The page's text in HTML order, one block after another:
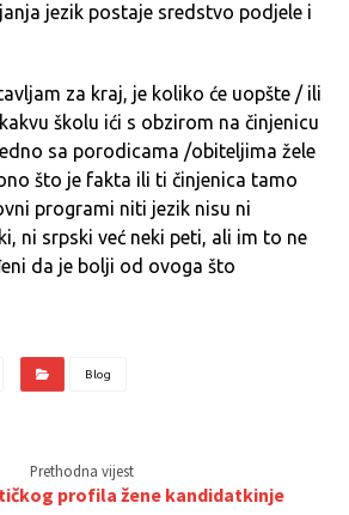
jezik postaje sredstvo podjele i
za kraj, je koliko će uopšte / ili
školu ići s obzirom na činjenicu
sa porodicama /obiteljima žele
što je fakta ili ti činjenica tamo
programi niti jezik nisu ni
ni srpski već neki peti, ali im to ne
da je bolji od ovoga što
Blog
Prethodna vijest
profila žene kandidatkinje